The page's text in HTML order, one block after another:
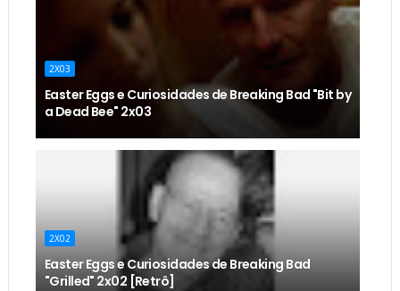
2X03
Easter Eggs e Curiosidades de Breaking Bad "Bit by
a Dead Bee" 2x03
2X02
Easter Eggs e Curiosidades de Breaking Bad
"Grilled" 2x02 [Retrô]